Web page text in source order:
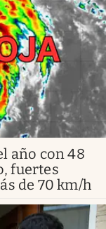
año con 48
fuertes
de 70 km/h